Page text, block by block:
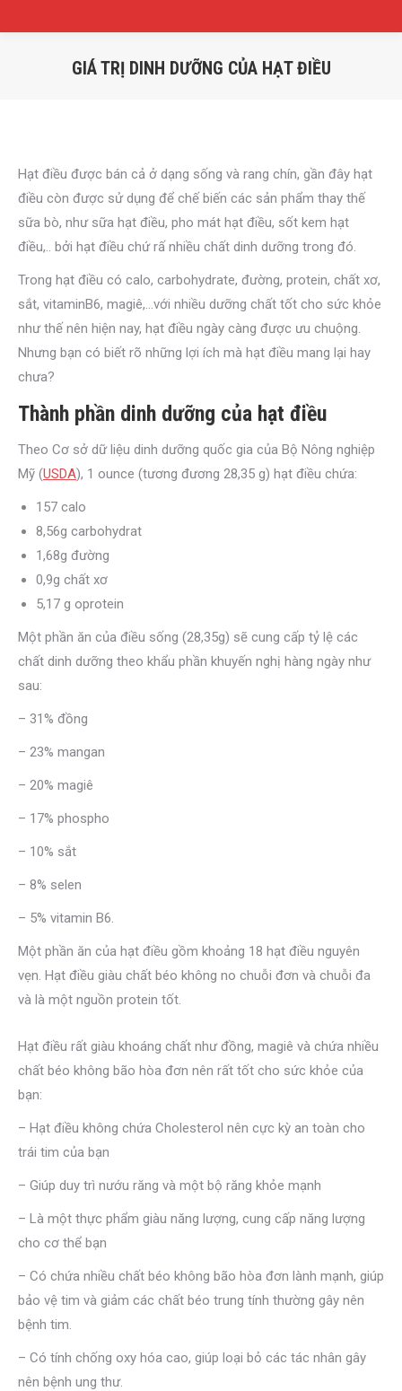
GIÁ TRỊ DINH DƯỠNG CỦA HẠT ĐIỀU
Hạt điều được bán cả ở dạng sống và rang chín, gần đây hạt
điều còn được sử dụng để chế biến các sản phẩm thay thế
sữa bò, như sữa hạt điều, pho mát hạt điều, sốt kem hạt
điều,.. bởi hạt điều chứ rấ nhiều chất dinh dưỡng trong đó.
Trong hạt điều có calo, carbohydrate, đường, protein, chất xơ,
sắt, vitaminB6, magiê,…với nhiều dưỡng chất tốt cho sức khỏe
như thế nên hiện nay, hạt điều ngày càng được ưu chuộng.
Nhưng bạn có biết rõ những lợi ích mà hạt điều mang lại hay
chưa?
Thành phần dinh dưỡng của hạt điều
Theo Cơ sở dữ liệu dinh dưỡng quốc gia của Bộ Nông nghiệp
Mỹ (USDA), 1 ounce (tương đương 28,35 g) hạt điều chứa:
157 calo
8,56g carbohydrat
1,68g đường
0,9g chất xơ
5,17 g oprotein
Một phần ăn của điều sống (28,35g) sẽ cung cấp tỷ lệ các
chất dinh dưỡng theo khẩu phần khuyến nghị hàng ngày như
sau:
– 31% đồng
– 23% mangan
– 20% magiê
– 17% phospho
– 10% sắt
– 8% selen
– 5% vitamin B6.
Một phần ăn của hạt điều gồm khoảng 18 hạt điều nguyên
vẹn. Hạt điều giàu chất béo không no chuỗi đơn và chuỗi đa
và là một nguồn protein tốt.
Hạt điều rất giàu khoáng chất như đồng, magiê và chứa nhiều
chất béo không bão hòa đơn nên rất tốt cho sức khỏe của
bạn:
– Hạt điều không chứa Cholesterol nên cực kỳ an toàn cho
trái tim của bạn
– Giúp duy trì nướu răng và một bộ răng khỏe mạnh
– Là một thực phẩm giàu năng lượng, cung cấp năng lượng
cho cơ thể bạn
– Có chứa nhiều chất béo không bão hòa đơn lành mạnh, giúp
bảo vệ tim và giảm các chất béo trung tính thường gây nên
bệnh tim.
– Có tính chống oxy hóa cao, giúp loại bỏ các tác nhân gây
nên bệnh ung thư.